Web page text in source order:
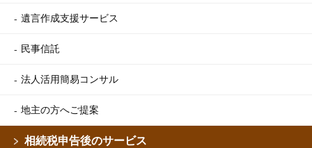
遺言作成支援サービス
民事信託
法人活用簡易コンサル
地主の方へご提案
相続税申告後のサービス